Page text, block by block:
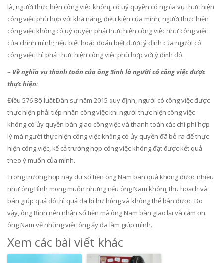
là, người thực hiện công việc không có uỷ quyền có nghĩa vụ thực hiện
công việc phù hợp với khả năng, điều kiện của mình; người thực hiện
công việc không có uỷ quyền phải thực hiện công việc như công việc
của chính mình; nếu biết hoặc đoán biết được ý định của người có
công việc thì phải thực hiện công việc phù hợp với ý định đó.
– Về nghĩa vụ thanh toán của ông Bình là người có công việc được
thực hiện:
Điều 576 Bộ luật Dân sự năm 2015 quy định, người có công việc được
thực hiện phải tiếp nhận công việc khi người thực hiện công việc
không có ủy quyền bàn giao công việc và thanh toán các chi phí hợp
lý mà người thực hiện công việc không có ủy quyền đã bỏ ra để thực
hiện công việc, kể cả trường hợp công việc không đạt được kết quả
theo ý muốn của mình.
Trong trường hợp này dù số tiền ông Nam bán quả không được nhiều
như ông Bình mong muốn nhưng nếu ông Nam không thu hoạch và
bán giúp quả đó thì quả đã bị hư hỏng và không thể bán được. Do
vậy, ông Bình nên nhận số tiền mà ông Nam bàn giao lại và cảm ơn
ông Nam về những việc ông ấy đã làm giúp mình.
Xem các bài viết khác